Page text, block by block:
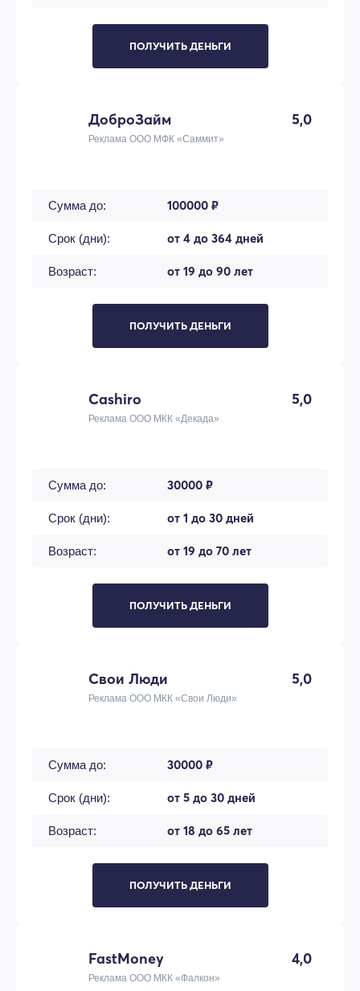
ПОЛУЧИТЬ ДЕНЬГИ
ДоброЗайм 5,0
Реклама ООО МФК «Саммит»
Сумма до: 100000 ₽
Срок (дни): от 4 до 364 дней
Возраст: от 19 до 90 лет
ПОЛУЧИТЬ ДЕНЬГИ
Cashiro 5,0
Реклама ООО МКК «Декада»
Сумма до: 30000 ₽
Срок (дни): от 1 до 30 дней
Возраст: от 19 до 70 лет
ПОЛУЧИТЬ ДЕНЬГИ
Свои Люди 5,0
Реклама ООО МКК «Свои Люди»
Сумма до: 30000 ₽
Срок (дни): от 5 до 30 дней
Возраст: от 18 до 65 лет
ПОЛУЧИТЬ ДЕНЬГИ
FastMoney 4,0
Реклама ООО МКК «Фалкон»